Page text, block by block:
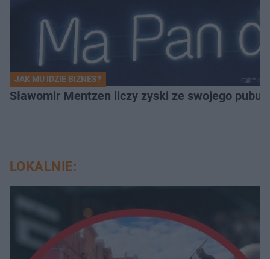
JAK MU IDZIE BIZNES?
Sławomir Mentzen liczy zyski ze swojego
LOKALNIE: